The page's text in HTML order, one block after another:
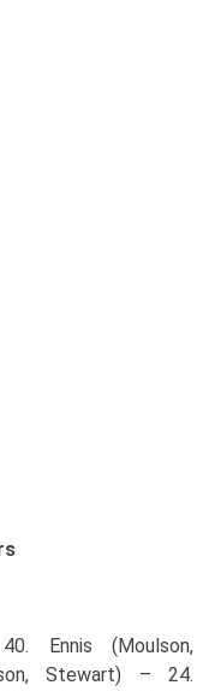
Ennis (Moulson,
Stewart) – 24.